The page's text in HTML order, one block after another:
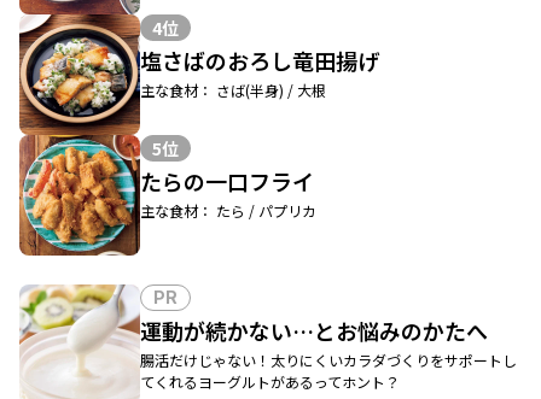
4位
塩さばのおろし竜田揚げ
主な食材： さば(半身) / 大根
5位
たらの一口フライ
主な食材： たら / パプリカ
PR
運動が続かない…とお悩みのかたへ
腸活だけじゃない！太りにくいカラダづくりをサポートし
てくれるヨーグルトがあるってホント？